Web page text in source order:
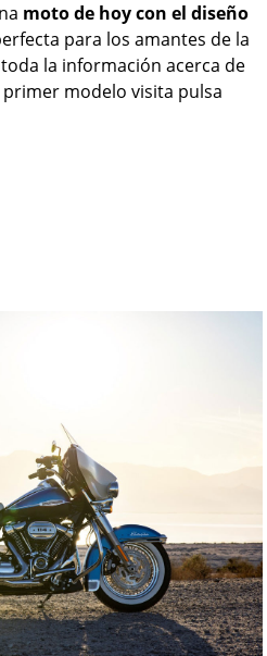
moto de hoy con el diseño
para los amantes de la
la información acerca de
primer modelo visita pulsa